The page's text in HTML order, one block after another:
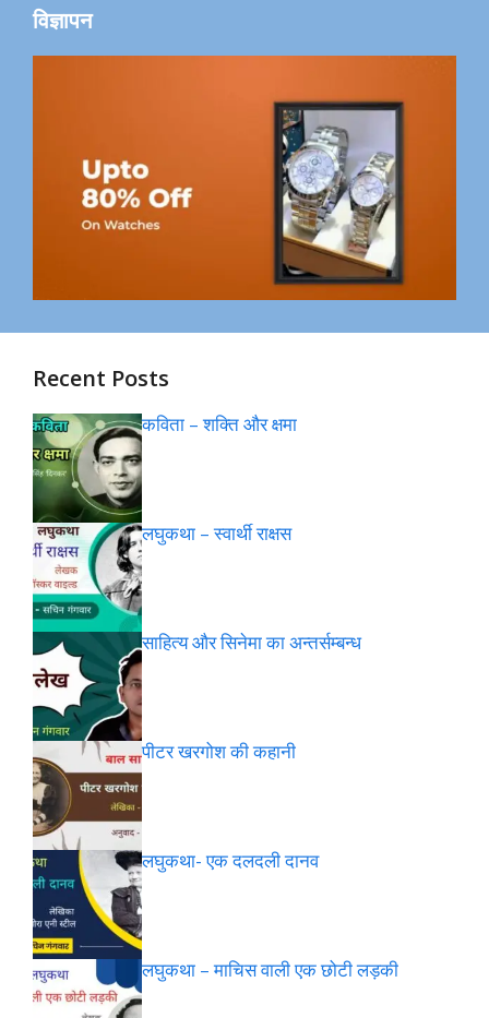
विज्ञापन
Recent Posts
कविता – शक्ति और क्षमा
लघुकथा – स्वार्थी राक्षस
साहित्य और सिनेमा का अन्तर्सम्बन्ध
पीटर खरगोश की कहानी
लघुकथा- एक दलदली दानव
लघुकथा – माचिस वाली एक छोटी लड़की